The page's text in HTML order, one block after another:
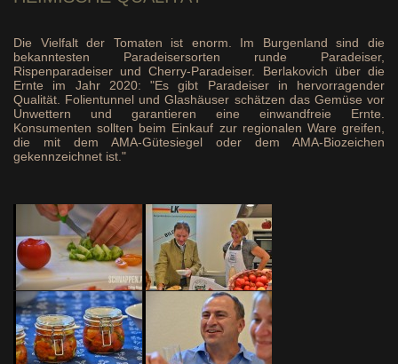
Die Vielfalt der Tomaten ist enorm. Im Burgenland sind die
bekanntesten Paradeisersorten runde Paradeiser,
Rispenparadeiser und Cherry-Paradeiser. Berlakovich über die
Ernte im Jahr 2020: "Es gibt Paradeiser in hervorragender
Qualität. Folientunnel und Glashäuser schätzen das Gemüse vor
Unwettern und garantieren eine einwandfreie Ernte.
Konsumenten sollten beim Einkauf zur regionalen Ware greifen,
die mit dem AMA-Gütesiegel oder dem AMA-Biozeichen
gekennzeichnet ist."